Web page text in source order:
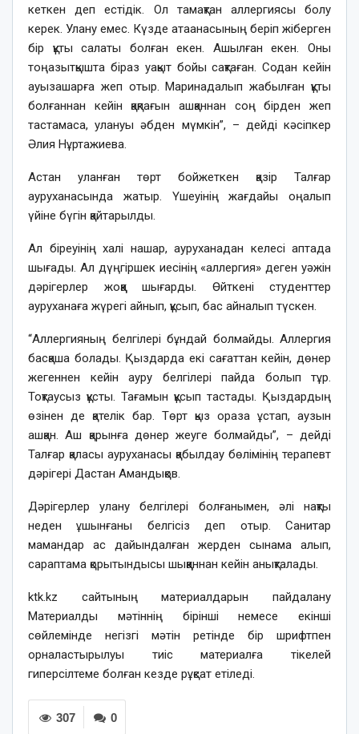
кеткен деп естідік. Ол тамақтан аллергиясы болу
керек. Улану емес. Күзде атаанасының беріп жіберген
бір құты салаты болған екен. Ашылған екен. Оны
тоңазытқышта біраз уақыт бойы сақтаған. Содан кейін
ауызашарға жеп отыр. Маринадалып жабылған құты
болғаннан кейін қақпағын ашқаннан соң бірден жеп
тастамаса, улануы әбден мүмкін”, – дейді кәсіпкер
Әлия Нұртажиева.
Астан уланған төрт бойжеткен қазір Талғар
ауруханасында жатыр. Үшеуінің жағдайы оңалып
үйіне бүгін қайтарылды.
Ал біреуінің халі нашар, ауруханадан келесі аптада
шығады. Ал дүңгіршек иесінің «аллергия» деген уәжін
дәрігерлер жоққа шығарды. Өйткені студенттер
ауруханаға жүрегі айнып, құсып, бас айналып түскен.
“Аллергияның белгілері бұндай болмайды. Аллергия
басқаша болады. Қыздарда екі сағаттан кейін, дөнер
жегеннен кейін ауру белгілері пайда болып тұр.
Тоқтаусыз құсты. Тағамын құсып тастады. Қыздардың
өзінен де қателік бар. Төрт қыз ораза ұстап, аузын
ашқан. Аш қарынға дөнер жеуге болмайды”, – дейді
Талғар қаласы ауруханасы қабылдау бөлімінің терапевт
дәрігері Дастан Амандықов.
Дәрігерлер улану белгілері болғанымен, әлі нақты
неден ұшынғаны белгісіз деп отыр. Санитар
мамандар ас дайындалған жерден сынама алып,
сараптама қорытындысы шыққаннан кейін анықталады.
ktk.kz сайтының материалдарын пайдалану
Материалды мәтіннің бірінші немесе екінші
сөйлемінде негізгі мәтін ретінде бір шрифтпен
орналастырылуы тиіс материалға тікелей
гиперсілтеме болған кезде рұқсат етіледі.
0
307